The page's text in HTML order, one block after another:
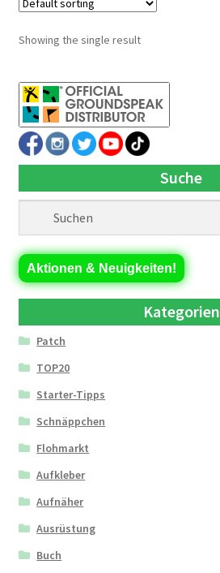
Showing the single result
Suche
Aktionen & Neuigkeiten!
Kategorien
Patch
TOP20
Starter-Tipps
Schnäppchen
Flohmarkt
Aufkleber
Aufnäher
Ausrüstung
Buch